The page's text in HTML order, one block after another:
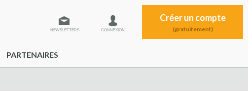
NEWSLETTERS CONNEXION
Créer un compte
(gratuitement)
PARTENAIRES